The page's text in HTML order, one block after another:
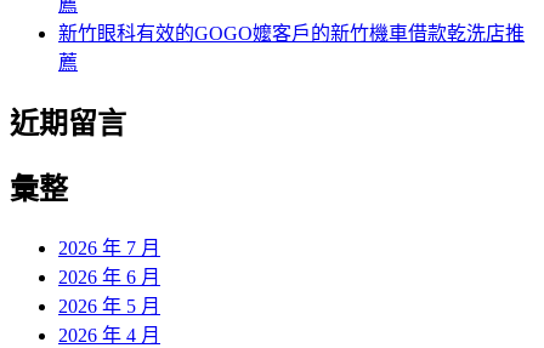
新竹眼科有效的GOGO嬤客戶的新竹機車借款乾洗店推
薦
近期留言
彙整
2026 年 7 月
2026 年 6 月
2026 年 5 月
2026 年 4 月